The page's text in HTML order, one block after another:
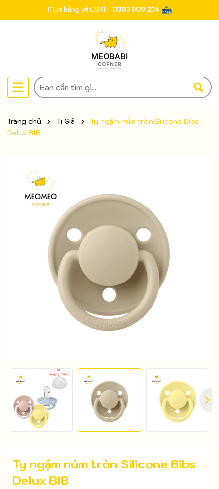
Mua hàng và CSKH: 0383 909 234
Trang chủ Ti Giả
Ty ngậm núm tròn Silicone Bibs
Delux BIB
Ty ngậm núm tròn Silicone Bibs
Delux BIB